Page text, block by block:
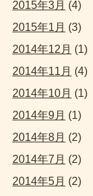
2015年3月 (4)
2015年1月 (3)
2014年12月 (1)
2014年11月 (4)
2014年10月 (1)
2014年9月 (1)
2014年8月 (2)
2014年7月 (2)
2014年5月 (2)